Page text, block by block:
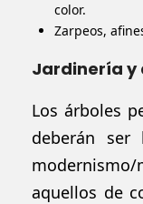
color.
Zarpeos,
Jardinería y
Los árboles
deberán ser
aquellos de